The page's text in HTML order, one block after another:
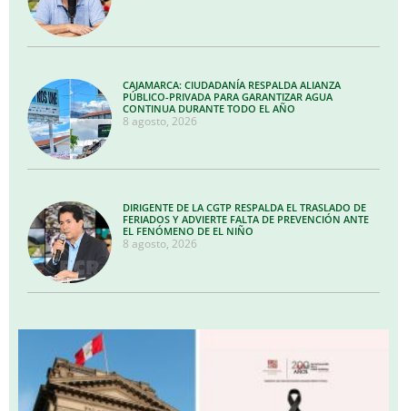
CAJAMARCA: CIUDADANÍA RESPALDA ALIANZA
PÚBLICO-PRIVADA PARA GARANTIZAR AGUA
CONTINUA DURANTE TODO EL AÑO
8 agosto, 2026
DIRIGENTE DE LA CGTP RESPALDA EL TRASLADO DE
FERIADOS Y ADVIERTE FALTA DE PREVENCIÓN ANTE
EL FENÓMENO DE EL NIÑO
8 agosto, 2026